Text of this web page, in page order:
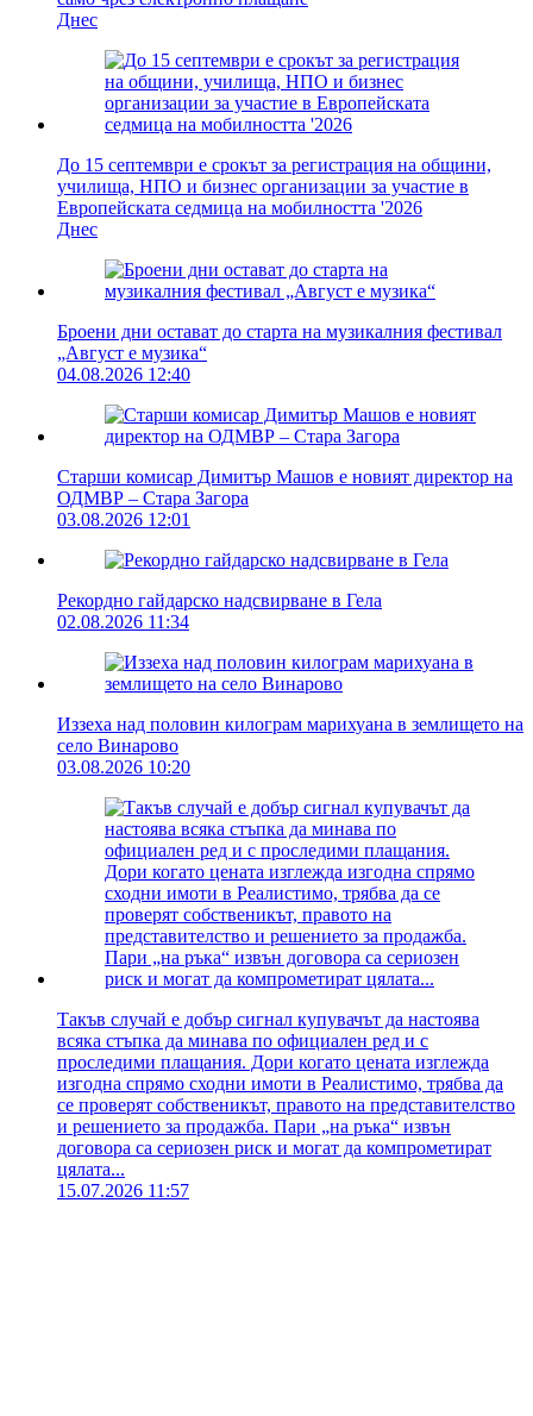
Днес
До 15 септември е срокът за регистрация на общини,
училища, НПО и бизнес организации за участие в
Европейската седмица на мобилността '2026
Днес
Броени дни остават до старта на музикалния фестивал
„Август е музика“
04.08.2026 12:40
Старши комисар Димитър Машов е новият директор на
ОДМВР – Стара Загора
03.08.2026 12:01
Рекордно гайдарско надсвирване в Гела
02.08.2026 11:34
Иззеха над половин килограм марихуана в землището на
село Винарово
03.08.2026 10:20
Такъв случай е добър сигнал купувачът да настоява
всяка стъпка да минава по официален ред и с
проследими плащания. Дори когато цената изглежда
изгодна спрямо сходни имоти в Реалистимо, трябва да
се проверят собственикът, правото на представителство
и решението за продажба. Пари „на ръка“ извън
договора са сериозен риск и могат да компрометират
цялата...
15.07.2026 11:57